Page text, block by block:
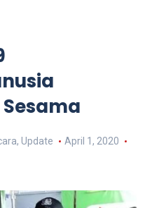
, Update
April 1, 2020